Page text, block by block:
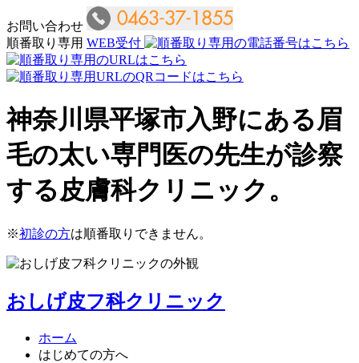
お問い合わせ
順番取り専用 WEB受付
神奈川県平塚市入野にある眉
毛の太い専門医の先生が診察
する皮膚科クリニック。
※初診の方は順番取りできません。
おしげ皮フ科クリニック
ホーム
はじめての方へ